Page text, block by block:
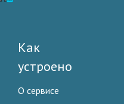
Как
устроено
О сервисе